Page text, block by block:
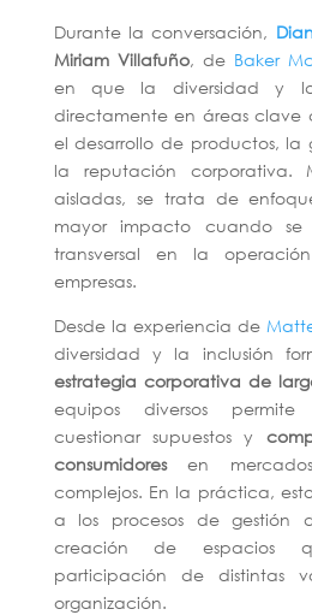
Durante la conversación,
Miriam Villafuño, de Baker
en que la diversidad y la
directamente en áreas clave
el desarrollo de productos, la
la reputación corporativa.
aisladas, se trata de
mayor impacto cuando
transversal en la
empresas.
Desde la experiencia de
diversidad y la inclusión
estrategia corporativa de
equipos diversos permite
cuestionar supuestos y
consumidoresen
complejos. En la práctica,
a los procesos de
creación de espacios
participación de distintas
organización.